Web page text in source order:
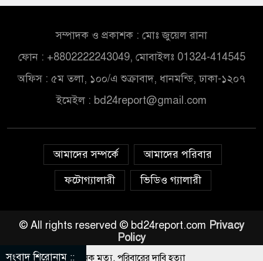
সম্পাদক ও প্রকাশক : মোঃ জুয়েল রানা
ফোন : +8802222243049, মোবাইলঃ 01324-414545
অফিস : ৫ম তলা, ১০০/এ শুক্রাবাদ, ধানমন্ডি, ঢাকা-১২০৭
ইমেইল : bd24report@gmail.com
আমাদের সম্পর্কে
আমাদের পরিবার
ফটোগ্যালারী
ভিডিও গ্যালারী
© All rights reserved © bd24report.com Privacy
Policy
সংবাদ শিরোনাম ::
শিক্ষার্থীর রহস্যজনক মৃত্যু, পরিবারের দাবি হত্যা